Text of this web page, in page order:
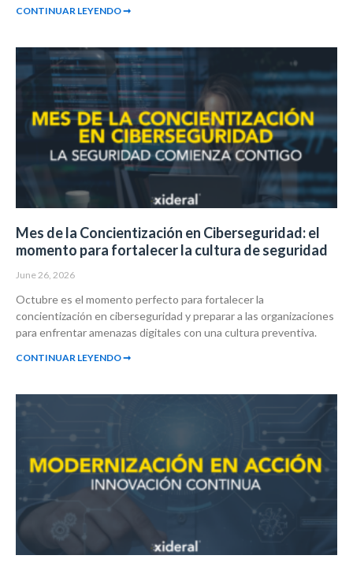
CONTINUAR LEYENDO ➞
Mes de la Concientización en Ciberseguridad: el
momento para fortalecer la cultura de seguridad
June 26, 2026
Octubre es el momento perfecto para fortalecer la
concientización en ciberseguridad y preparar a las organizaciones
para enfrentar amenazas digitales con una cultura preventiva.
CONTINUAR LEYENDO ➞